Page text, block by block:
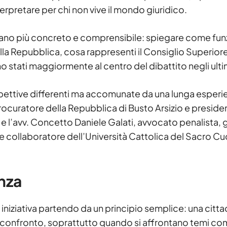
per chi non vive il mondo giuridico.
più concreto e comprensibile: spiegare come
Repubblica, cosa rappresenti il Consiglio
stati maggiormente al centro del dibattito negli
differenti ma accomunate da una lunga
della Repubblica di Busto Arsizio e
l’avv. Concetto Daniele Galati, avvocato penalista,
collaboratore dell’Università Cattolica del Sacro
partendo da un principio semplice: una
soprattutto quando si affrontano temi